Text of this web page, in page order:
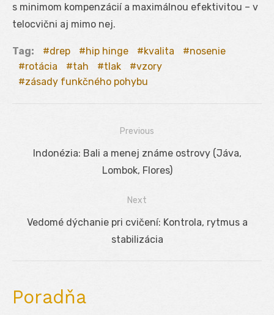
s minimom kompenzácií a maximálnou efektivitou – v
telocvični aj mimo nej.
Tag: drep hip hinge kvalita
nosenie
rotácia
tah tlak
vzory
zásady funkčného pohybu
Navigácia
Previous
Previous
Indonézia: Bali a menej známe ostrovy (Jáva,
Lombok, Flores)
Next
Next
Vedomé dýchanie pri cvičení: Kontrola, rytmus a
stabilizácia
Poradňa